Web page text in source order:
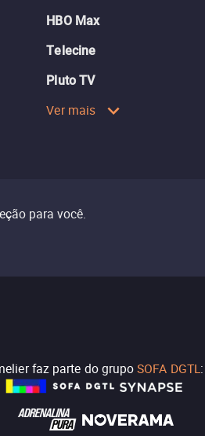
HBO Max
Telecine
Pluto TV
Ver mais
para você.
faz parte do grupoSOFA DGTL: